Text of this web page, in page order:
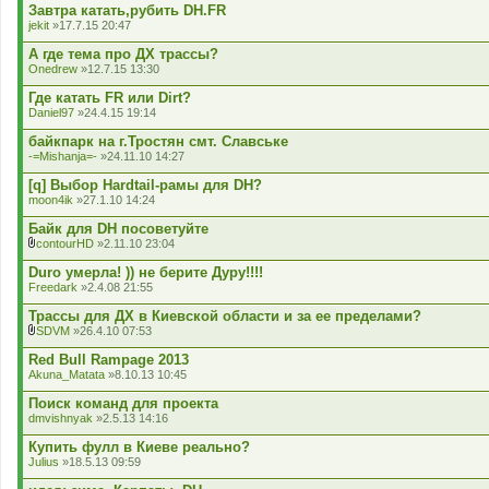
Завтра катать,рубить DH.FR
jekit »17.7.15 20:47
А где тема про ДХ трассы?
Onedrew »12.7.15 13:30
Где катать FR или Dirt?
Daniel97 »24.4.15 19:14
байкпарк на г.Тростян смт. Славське
-=Mishanja=- »24.11.10 14:27
[q] Выбор Hardtail-рамы для DH?
moon4ik »27.1.10 14:24
Байк для DH посоветуйте
к
л
а
д
е
н
н
я
contourHD »2.11.10 23:04
Duro умерла! )) не берите Дуру!!!!
Freedark »2.4.08 21:55
Трассы для ДХ в Киевской области и за ее пределами?
к
л
а
д
е
н
н
я
SDVM »26.4.10 07:53
Red Bull Rampage 2013
Akuna_Matata »8.10.13 10:45
Поиск команд для проекта
dmvishnyak »2.5.13 14:16
Купить фулл в Киеве реально?
Julius »18.5.13 09:59